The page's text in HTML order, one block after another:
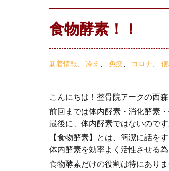
食物酵素！！
新着情報 冷え 免疫 コロナ
こんにちは！整骨院アークの西森
前回までは体内酵素・消化酵素
最後に、体内酵素ではないので
【食物酵素】とは、簡潔に話を
体内酵素を効率よく活性させる
食物酵素だけの役割は特にありま